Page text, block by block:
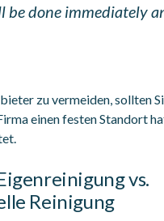
be done immediately
zu vermeiden, sollten
einen festen Standort
vs.
Reinigung